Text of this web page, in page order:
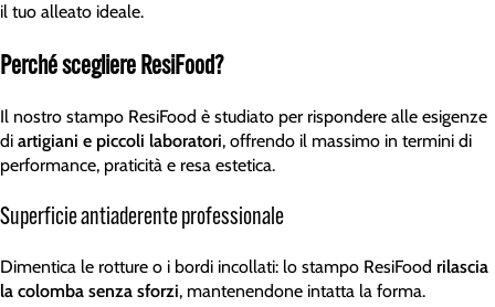
il tuo alleato ideale.
Perché scegliere ResiFood?
Il nostro stampo ResiFood è studiato per rispondere alle esigenze
di artigiani e piccoli laboratori, offrendo il massimo in termini di
performance, praticità e resa estetica.
Superficie antiaderente professionale
Dimentica le rotture o i bordi incollati: lo stampo ResiFood rilascia
la colomba senza sforzi, mantenendone intatta la forma.